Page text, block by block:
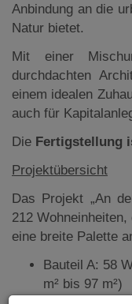
Anbindung an die
Natur bietet.
Mit einer
durchdachten
einem idealen
auch für
Die Fertigstellung
Projektübersicht
Das Projekt „An
212
eine breite Palette
Bauteil A: 58
m² bis 97 m²)